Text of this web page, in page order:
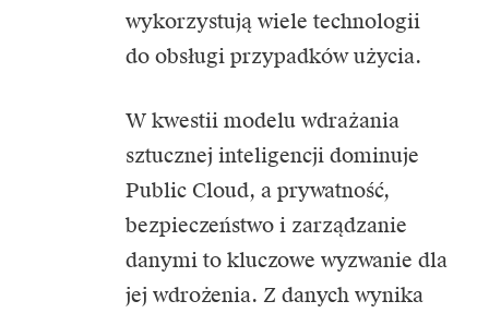
wykorzystują wiele technologii
do obsługi przypadków użycia.
W kwestii modelu wdrażania
sztucznej inteligencji dominuje
Public Cloud, a prywatność,
bezpieczeństwo i zarządzanie
danymi to kluczowe wyzwanie dla
jej wdrożenia. Z danych wynika